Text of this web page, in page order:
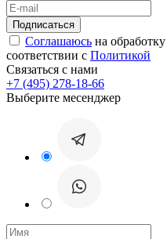
Соглашаюсь на
соответствии с Политикой
Связаться с нами
+7 (495) 278-18-66
Выберите месенджер